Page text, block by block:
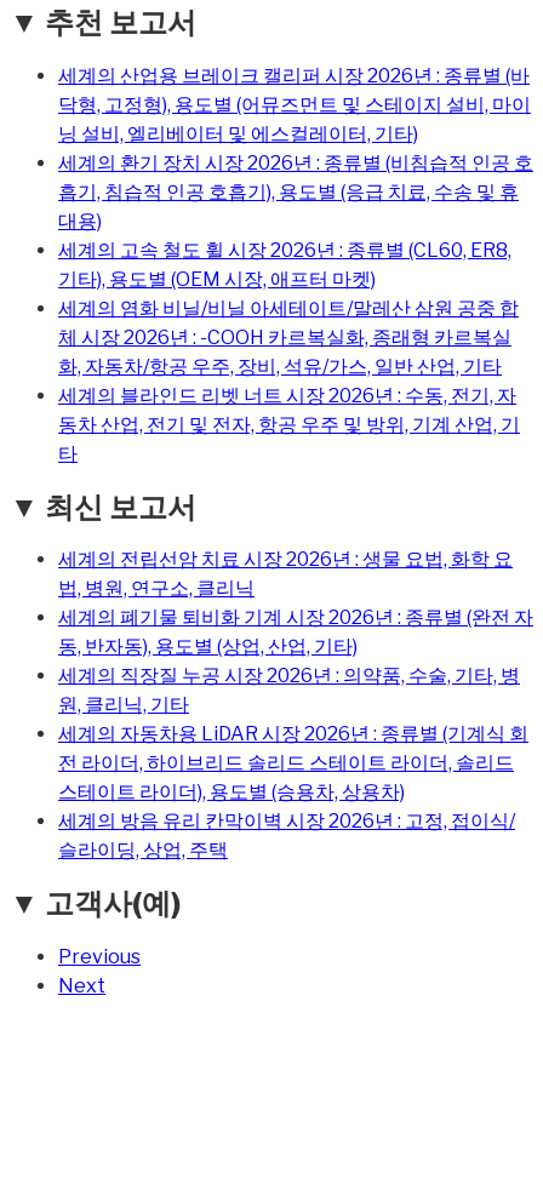
▼ 추천 보고서
세계의 산업용 브레이크 캘리퍼 시장 2026년 : 종류별 (바
닥형, 고정형), 용도별 (어뮤즈먼트 및 스테이지 설비, 마이
닝 설비, 엘리베이터 및 에스컬레이터, 기타)
세계의 환기 장치 시장 2026년 : 종류별 (비침습적 인공 호
흡기, 침습적 인공 호흡기), 용도별 (응급 치료, 수송 및 휴
대용)
세계의 고속 철도 휠 시장 2026년 : 종류별 (CL60, ER8,
기타), 용도별 (OEM 시장, 애프터 마켓)
세계의 염화 비닐/비닐 아세테이트/말레산 삼원 공중 합
체 시장 2026년 : -COOH 카르복실화, 종래형 카르복실
화, 자동차/항공 우주, 장비, 석유/가스, 일반 산업, 기타
세계의 블라인드 리벳 너트 시장 2026년 : 수동, 전기, 자
동차 산업, 전기 및 전자, 항공 우주 및 방위, 기계 산업, 기
타
▼ 최신 보고서
세계의 전립선암 치료 시장 2026년 : 생물 요법, 화학 요
법, 병원, 연구소, 클리닉
세계의 폐기물 퇴비화 기계 시장 2026년 : 종류별 (완전 자
동, 반자동), 용도별 (상업, 산업, 기타)
세계의 직장질 누공 시장 2026년 : 의약품, 수술, 기타, 병
원, 클리닉, 기타
세계의 자동차용 LiDAR 시장 2026년 : 종류별 (기계식 회
전 라이더, 하이브리드 솔리드 스테이트 라이더, 솔리드
스테이트 라이더), 용도별 (승용차, 상용차)
세계의 방음 유리 칸막이벽 시장 2026년 : 고정, 접이식/
슬라이딩, 상업, 주택
▼ 고객사(예)
Previous
Next